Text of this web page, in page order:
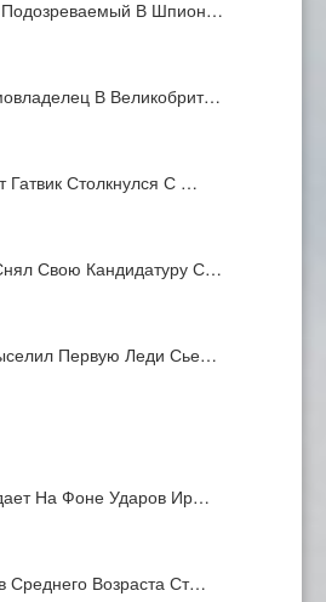
Подозреваемый В Шпион…
В Великобрит…
Гатвик Столкнулся С …
Свою Кандидатуру С…
Первую Леди Сье…
На Фоне Ударов Ир…
Среднего Возраста Ст…